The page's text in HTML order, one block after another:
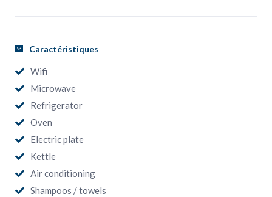
Caractéristiques
Wifi
Microwave
Refrigerator
Oven
Electric plate
Kettle
Air conditioning
Shampoos / towels